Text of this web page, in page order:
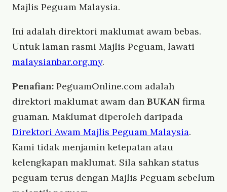
Majlis Peguam Malaysia.
Ini adalah direktori maklumat awam bebas.
Untuk laman rasmi Majlis Peguam, lawati
malaysianbar.org.my.
Penafian: PeguamOnline.com adalah
direktori maklumat awam dan BUKAN firma
guaman. Maklumat diperoleh daripada
Direktori Awam Majlis Peguam Malaysia.
Kami tidak menjamin ketepatan atau
kelengkapan maklumat. Sila sahkan status
peguam terus dengan Majlis Peguam sebelum